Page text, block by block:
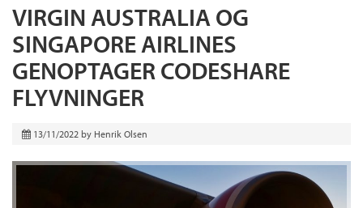
VIRGIN AUSTRALIA OG
SINGAPORE AIRLINES
GENOPTAGER CODESHARE
FLYVNINGER
13/11/2022 by Henrik Olsen